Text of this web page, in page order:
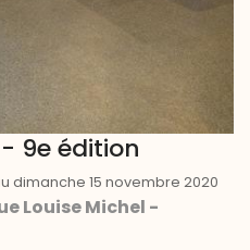
- 9e édition
dimanche 15 novembre 2020
Louise Michel -